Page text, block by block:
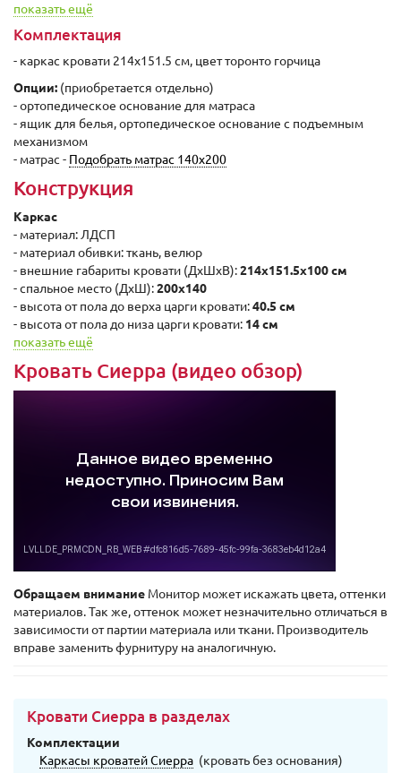
показать ещё
Комплектация
- каркас кровати 214x151.5 см, цвет торонто горчица
Опции: (приобретается отдельно)
- ортопедическое основание для матраса
- ящик для белья, ортопедическое основание с подъемным
механизмом
- матрас - Подобрать матрас 140х200
Конструкция
Каркас
- материал: ЛДСП
- материал обивки: ткань, велюр
- внешние габариты кровати (ДxШхВ):214x151.5x100 cм
- спальное место (ДxШ):200x140
- высота от пола до верха царги кровати:40.5 cм
- высота от пола до низа царги кровати: 14 cм
показать ещё
Кровать Сиерра (видео обзор)
Обращаем внимание Монитор может искажать цвета, оттенки
материалов. Так же, оттенок может незначительно отличаться в
зависимости от партии материала или ткани. Производитель
вправе заменить фурнитуру на аналогичную.
Кровати Сиерра в разделах
Комплектации
Каркасы кроватей Сиерра (кровать без основания)